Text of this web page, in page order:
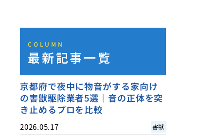
COLUMN
最新記事一覧
京都府で夜中に物音がする家向け
の害獣駆除業者5選｜音の正体を突
き止めるプロを比較
2026.05.17 害獣